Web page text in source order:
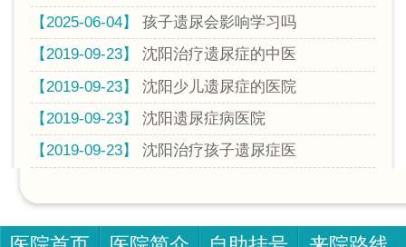
【2025-06-04】
孩子遗尿会影响学习吗
【2019-09-23】
沈阳治疗遗尿症的中医
【2019-09-23】
沈阳少儿遗尿症的医院
【2019-09-23】
沈阳遗尿症病医院
【2019-09-23】
沈阳治疗孩子遗尿症医